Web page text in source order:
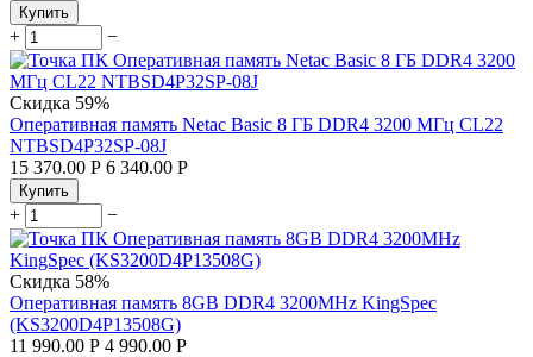
Купить
+ −
Скидка 59%
Оперативная память Netac Basic 8 ГБ DDR4 3200 МГц CL22
NTBSD4P32SP-08J
15 370.00 Р 6 340.00 Р
Купить
+ −
Скидка 58%
Оперативная память 8GB DDR4 3200MHz KingSpec
(KS3200D4P13508G)
11 990.00 Р 4 990.00 Р